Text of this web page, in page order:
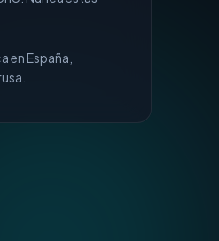
Nunca estás